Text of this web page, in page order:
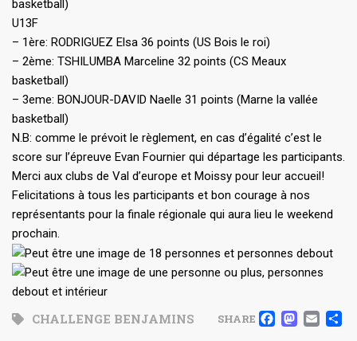
basketball)
U13F
– 1ère: RODRIGUEZ Elsa 36 points (US Bois le roi)
– 2ème: TSHILUMBA Marceline 32 points (CS Meaux
basketball)
– 3eme: BONJOUR-DAVID Naelle 31 points (Marne la vallée
basketball)
N.B: comme le prévoit le règlement, en cas d’égalité c’est le
score sur l’épreuve Evan Fournier qui départage les participants.
Merci aux clubs de Val d’europe et Moissy pour leur accueil!
Felicitations à tous les participants et bon courage à nos
représentants pour la finale régionale qui aura lieu le weekend
prochain.
CHALLENGE BENJAMINS SHARE